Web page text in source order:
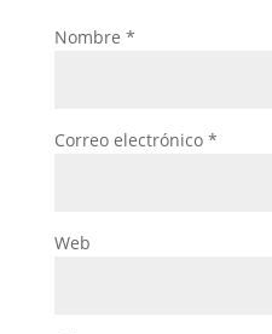
Nombre *
Correo electrónico *
Web